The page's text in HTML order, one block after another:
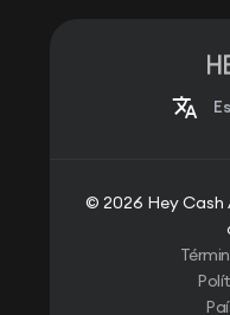
© 2026 Hey Cash